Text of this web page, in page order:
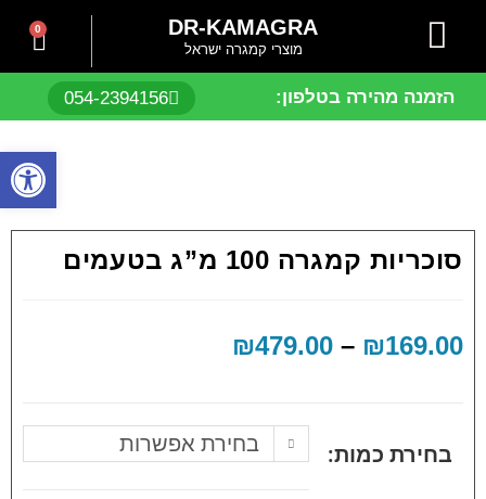
DR-KAMAGRA
מוצרי קמגרה ישראל
0
הזמנה מהירה בטלפון: 054-2394156
סוכריות קמגרה 100 מ”ג בטעמים
₪169.00
–
₪479.00
בחירת כמות: בחירת אפשרות